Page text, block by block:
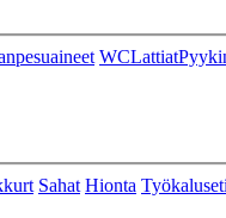
WCLattiat
Sahat Hionta